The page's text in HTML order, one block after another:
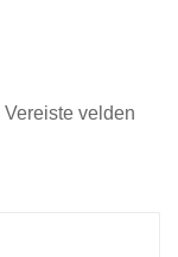
Vereiste velden